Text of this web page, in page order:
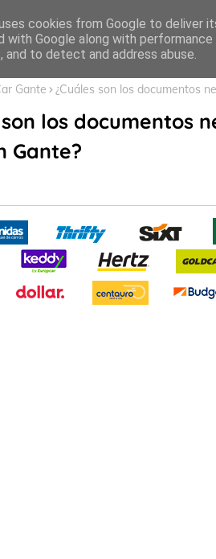
Inicio
Gante ¿Cuáles son los documentos
los documentos
Gante?
cookies from Google to deliver
with Google along with
to detect and address abuse.